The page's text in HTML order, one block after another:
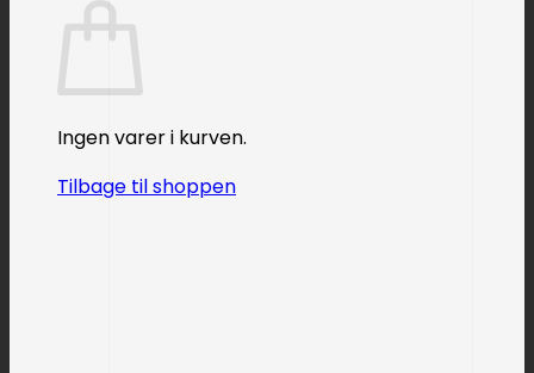
Ingen varer i kurven.
Tilbage til shoppen